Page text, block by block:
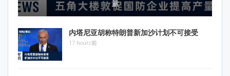
量
内塔尼亚胡称特朗普新加沙计划不可接受
17 hours前